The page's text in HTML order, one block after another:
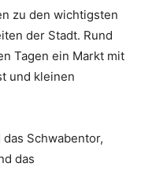
zu den wichtigsten
der Stadt. Rund
Tagen ein Markt mit
und kleinen
Schwabentor,
das